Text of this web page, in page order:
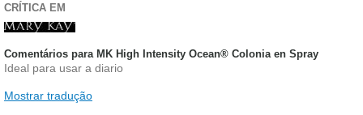
CRÍTICA EM
Comentários para MK High Intensity Ocean® Colonia en Spray
Ideal para usar a diario
Mostrar tradução